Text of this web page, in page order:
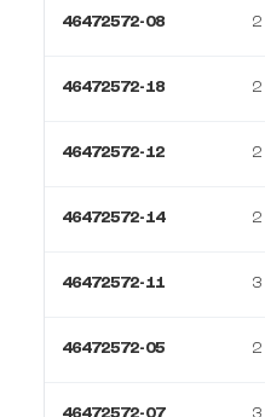
46472572-08 2
46472572-18 2
46472572-12 2
46472572-14 2
46472572-11 3
46472572-05 2
46472572-07 3